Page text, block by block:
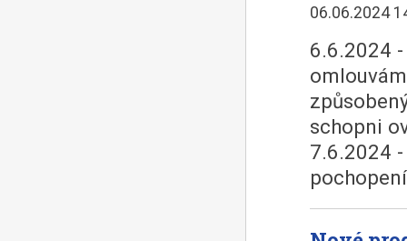
06.06.2024
6.6.2024
schopni
7.6.2024